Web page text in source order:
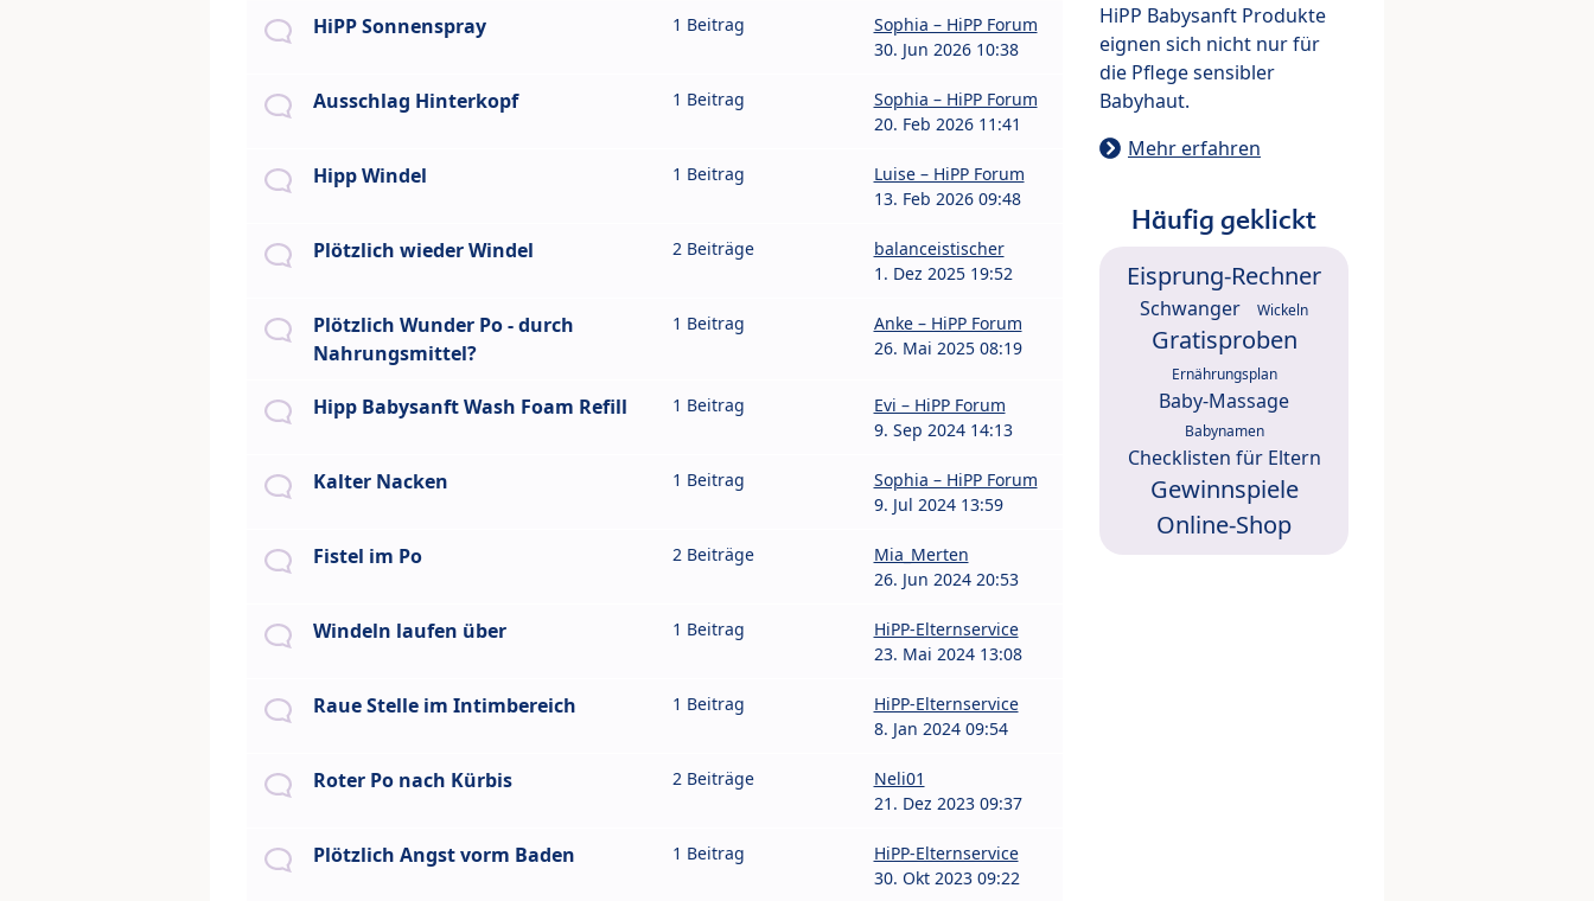
HiPP Sonnenspray 1 Beitrag
Sophia – HiPP Forum
30. Jun 2026 10:38
Ausschlag Hinterkopf 1 Beitrag
Sophia – HiPP Forum
20. Feb 2026 11:41
Hipp Windel 1 Beitrag
Luise – HiPP Forum
13. Feb 2026 09:48
Plötzlich wieder Windel 2 Beiträge
balanceistischer
1. Dez 2025 19:52
Plötzlich Wunder Po - durch
Nahrungsmittel?
1 Beitrag
Anke – HiPP Forum
26. Mai 2025 08:19
Hipp Babysanft Wash Foam Refill 1 Beitrag
Evi – HiPP Forum
9. Sep 2024 14:13
Kalter Nacken 1 Beitrag
Sophia – HiPP Forum
9. Jul 2024 13:59
Fistel im Po 2 Beiträge
Mia_Merten
26. Jun 2024 20:53
Windeln laufen über 1 Beitrag
HiPP-Elternservice
23. Mai 2024 13:08
Raue Stelle im Intimbereich 1 Beitrag
HiPP-Elternservice
8. Jan 2024 09:54
Roter Po nach Kürbis 2 Beiträge
Neli01
21. Dez 2023 09:37
Plötzlich Angst vorm Baden 1 Beitrag
HiPP-Elternservice
30. Okt 2023 09:22
HiPP Babysanft Produkte
eignen sich nicht nur für
die Pflege sensibler
Babyhaut.
Mehr erfahren
Häufig geklickt
Eisprung-Rechner
Schwanger Wickeln
Gratisproben
Ernährungsplan
Baby-Massage
Babynamen
Checklisten für Eltern
Gewinnspiele
Online-Shop